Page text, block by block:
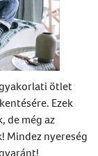
ötlet
Ezek
de még az
Mindez nyereség